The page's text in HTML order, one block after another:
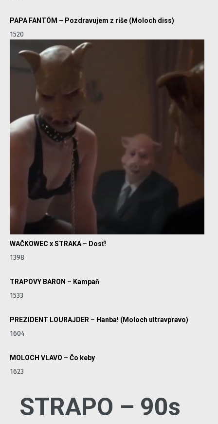
PAPA FANTÓM – Pozdravujem z ríše (Moloch diss)
1520
WAČKOWEC x STRAKA – Dosť!
1398
TRAPOVY BARON – Kampaň
1533
PREZIDENT LOURAJDER – Hanba! (Moloch ultravpravo)
1604
MOLOCH VLAVO – Čo keby
1623
STRAPO – 90s